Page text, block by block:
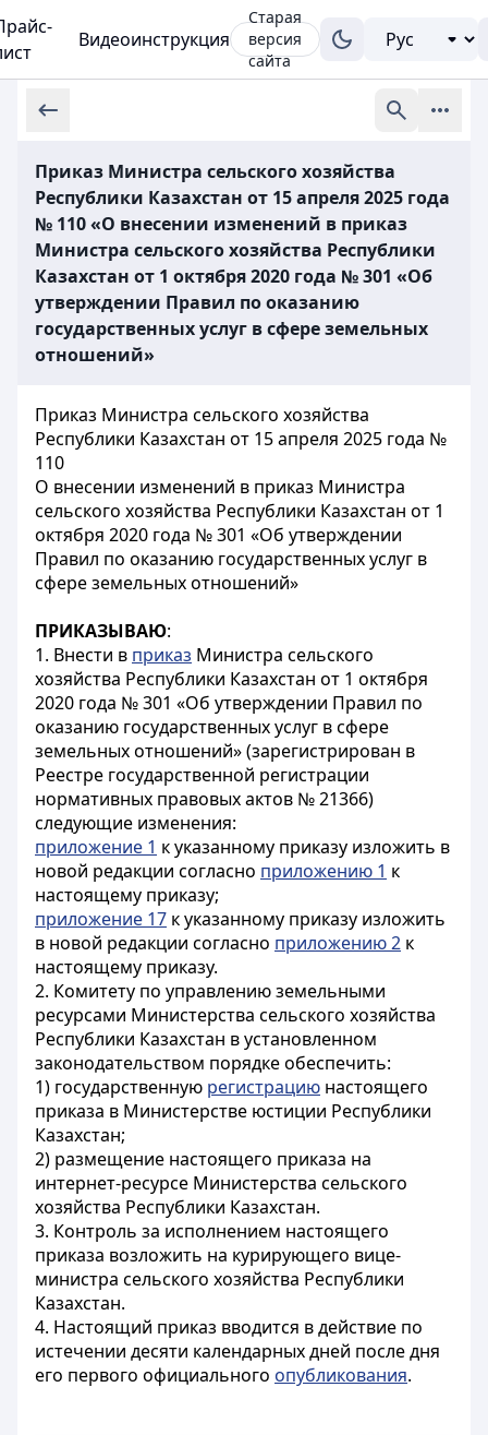
Видеоинструкция
Старая
версия
сайта
Приказ Министра сельского хозяйства
Республики Казахстан от 15 апреля 2025 года
№ 110 «О внесении изменений в приказ
Министра сельского хозяйства Республики
Казахстан от 1 октября 2020 года № 301 «Об
утверждении Правил по оказанию
государственных услуг в сфере земельных
отношений»
Приказ Министра сельского хозяйства
Республики Казахстан от 15 апреля 2025 года №
110
О внесении изменений в приказ Министра
сельского хозяйства Республики Казахстан от 1
октября 2020 года № 301 «Об утверждении
Правил по оказанию государственных услуг в
сфере земельных отношений»
ПРИКАЗЫВАЮ:
1. Внести в приказ Министра сельского
хозяйства Республики Казахстан от 1 октября
2020 года № 301 «Об утверждении Правил по
оказанию государственных услуг в сфере
земельных отношений» (зарегистрирован в
Реестре государственной регистрации
нормативных правовых актов № 21366)
следующие изменения:
приложение 1 к указанному приказу изложить в
новой редакции согласно приложению 1 к
настоящему приказу;
приложение 17 к указанному приказу изложить
в новой редакции согласно приложению 2 к
настоящему приказу.
2. Комитету по управлению земельными
ресурсами Министерства сельского хозяйства
Республики Казахстан в установленном
законодательством порядке обеспечить:
1) государственную регистрацию настоящего
приказа в Министерстве юстиции Республики
Казахстан;
2) размещение настоящего приказа на
интернет-ресурсе Министерства сельского
хозяйства Республики Казахстан.
3. Контроль за исполнением настоящего
приказа возложить на курирующего вице-
министра сельского хозяйства Республики
Казахстан.
4. Настоящий приказ вводится в действие по
истечении десяти календарных дней после дня
его первого официального опубликования.